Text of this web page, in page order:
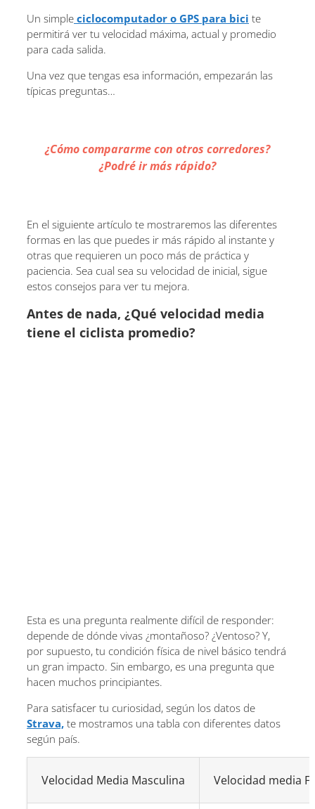
Un simple ciclocomputador o GPS para bici te
permitirá ver tu velocidad máxima, actual y promedio
para cada salida.
Una vez que tengas esa información, empezarán las
típicas preguntas…
¿Cómo compararme con otros corredores?
¿Podré ir más rápido?
En el siguiente artículo te mostraremos las diferentes
formas en las que puedes ir más rápido al instante y
otras que requieren un poco más de práctica y
paciencia. Sea cual sea su velocidad de inicial, sigue
estos consejos para ver tu mejora.
Antes de nada, ¿Qué velocidad media
tiene el ciclista promedio?
Esta es una pregunta realmente difícil de responder:
depende de dónde vivas ¿montañoso? ¿Ventoso? Y,
por supuesto, tu condición física de nivel básico tendrá
un gran impacto. Sin embargo, es una pregunta que
hacen muchos principiantes.
Para satisfacer tu curiosidad, según los datos de
Strava, te mostramos una tabla con diferentes datos
según país.
Velocidad Media Masculina Velocidad media